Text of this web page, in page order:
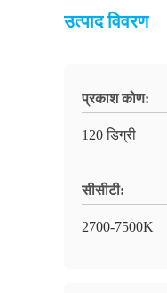
उत्पाद विवरण
प्रकाश कोण:
120 डिग्री
सीसीटी:
2700-7500K